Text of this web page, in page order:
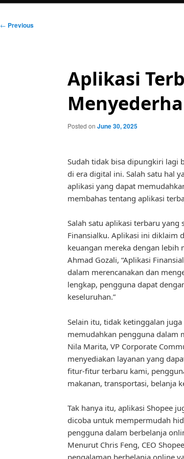
Post
← Previous
Aplikasi
Posted on June 30, 2025
Sudah tidak bisa dipungkiri lagi
di era digital ini. Salah satu hal
aplikasi yang dapat
membahas tentang aplikasi
Salah satu aplikasi terbaru yang
Finansialku. Aplikasi ini diklaim
keuangan mereka dengan lebih
Ahmad Gozali, “Aplikasi
dalam merencanakan dan
lengkap, pengguna dapat
keseluruhan.”
Selain itu, tidak ketinggalan
memudahkan pengguna dalam
Nila Marita, VP Corporate
menyediakan layanan yang
fitur-fitur terbaru kami,
makanan, transportasi, belanja
Tak hanya itu, aplikasi Shopee
dicoba untuk mempermudah
pengguna dalam berbelanja
Menurut Chris Feng, CEO